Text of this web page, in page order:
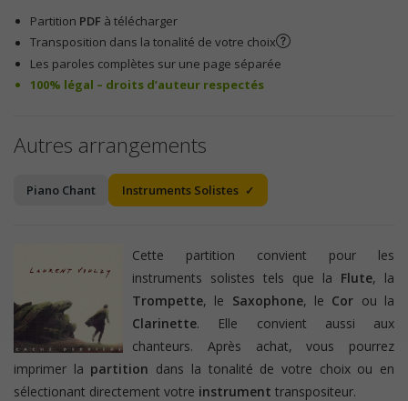
Partition PDF à télécharger
Transposition dans la tonalité de votre choix
Les paroles complètes sur une page séparée
100% légal – droits d’auteur respectés
Autres arrangements
Piano Chant Instruments Solistes
Cette partition convient pour les
instruments solistes tels que la Flute, la
Trompette, le Saxophone, le Cor ou la
Clarinette. Elle convient aussi aux
chanteurs. Après achat, vous pourrez
imprimer la partition dans la tonalité de votre choix ou en
sélectionant directement votre instrument transpositeur.